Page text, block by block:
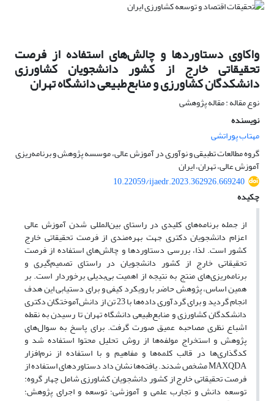
واکاوی دستاوردها و چالش‌های استفاده از فرصت
تحقیقاتی خارج از کشور دانشجویان کشاورزی
دانشکدگان کشاورزی و منابع‌طبیعی دانشگاه تهران
نوع مقاله : مقاله پژوهشی
نویسنده
مهتاب پوراتشی
گروه مطالعات تطبیقی و نوآوری در آموزش عالی، موسسه پژوهش و برنامه‌ریزی
آموزش عالی، تهران، ایران
10.22059/ijaedr.2023.362926.669240
چکیده
از جمله برنامه‌های کلیدی در راستای بین‌المللی شدن آموزش عالی
اعزام دانشجویان دکتری جهت بهره‌مندی از فرصت تحقیقاتی خارج
کشور است. لذا، بررسی دستاوردها و چالش‌های استفاده از فرصت
تحقیقاتی خارج از کشور دانشجویان در راستای تصمیم‌گیری و
برنامه‌ریزی‌های منتج به نتیجه از اهمیت بی‌بدیلی برخوردار است. بر
همین اساس، پژوهش حاضر با رویکرد کیفی و برای دستیابی این هدف
انجام گردید و برای گردآوری داده‌ها با 23 تن از دانش‌آموختگان دکتری
دانشکدگان کشاورزی و منابع‌طبیعی دانشگاه تهران تا رسیدن به نقطه
اشباع نظری مصاحبه عمیق صورت گرفت. برای پاسخ به سوال‌های
پژوهش و استخراج مولفه‌ها از روش تحلیل محتوا استفاده شد و
کد‌گذاری‌ها در قالب کلمه‌ها و مفاهیم و با استفاده از نرم‌افزار
MAXQDA مشخص شدند. یافته‌ها نشان داد دستاوردهای استفاده از
فرصت تحقیقاتی خارج از کشور دانشجویان کشاورزی شامل چهار گروه:
توسعه دانش و تجارب علمی و آموزشی؛ توسعه و اجرای پژوهش؛